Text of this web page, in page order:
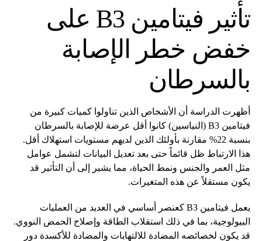
تأثير فيتامين B3 على
خفض خطر الإصابة
بالسرطان
أظهرت الدراسة أن الأشخاص الذين تناولوا كميات كبيرة من
فيتامين B3 (النياسين) كانوا أقل عرضة للإصابة بالسرطان
بنسبة 22% مقارنة بأولئك الذين لديهم مستويات استهلاك أقل.
هذا الارتباط ظل قائماً حتى بعد تعديل البيانات لتشمل عوامل
مثل العمر والجنس ونمط الحياة، مما يشير إلى أن التأثير قد
يكون مستقلاً عن هذه المتغيرات.
يعمل فيتامين B3 كعنصر أساسي في العديد من العمليات
البيولوجية، بما في ذلك استقلاب الطاقة وإصلاح الحمض النووي.
قد يكون لخصائصه المضادة للالتهابات والمضادة للأكسدة دور